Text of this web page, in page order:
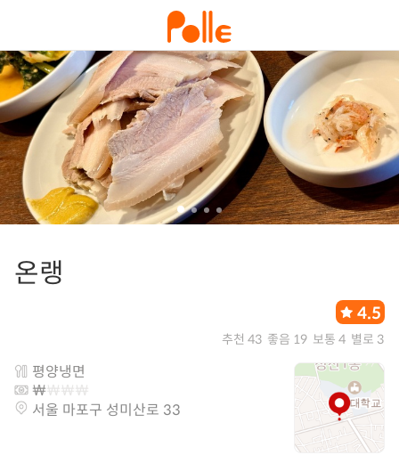
온랭
4.5
추천 43 좋음 19 보통 4 별로 3
평양냉면
서울 마포구 성미산로 33